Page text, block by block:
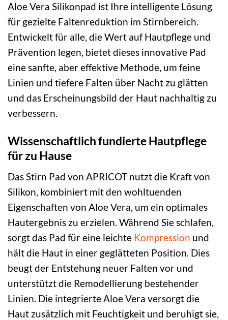
Aloe Vera Silikonpad ist Ihre intelligente Lösung
für gezielte Faltenreduktion im Stirnbereich.
Entwickelt für alle, die Wert auf Hautpflege und
Prävention legen, bietet dieses innovative Pad
eine sanfte, aber effektive Methode, um feine
Linien und tiefere Falten über Nacht zu glätten
und das Erscheinungsbild der Haut nachhaltig zu
verbessern.
Wissenschaftlich fundierte Hautpflege
für zu Hause
Das Stirn Pad von APRICOT nutzt die Kraft von
Silikon, kombiniert mit den wohltuenden
Eigenschaften von Aloe Vera, um ein optimales
Hautergebnis zu erzielen. Während Sie schlafen,
sorgt das Pad für eine leichte Kompression und
hält die Haut in einer geglätteten Position. Dies
beugt der Entstehung neuer Falten vor und
unterstützt die Remodellierung bestehender
Linien. Die integrierte Aloe Vera versorgt die
Haut zusätzlich mit Feuchtigkeit und beruhigt sie,